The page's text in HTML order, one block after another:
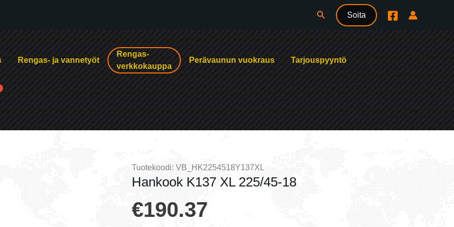
Hae Soita
Rengas- ja vannetyöt
Rengas-
verkkokauppa
Perävaunun vuokraus Tarjouspyyntö
Tuotekoodi: VB_HK2254518Y137XL
Hankook K137 XL 225/45-18
€190.37